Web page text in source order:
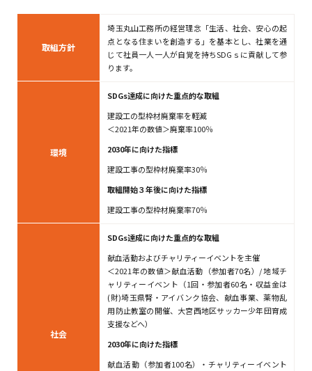
取組方針
埼玉丸山工務所の経営理念「生活、社会、安心の起
点となる住まいを創造する」を基本とし、社業を通
じて社員一人一人が自覚を持ちSDGｓに貢献して参
ります。
環境
SDGs達成に向けた重点的な取組
建設工の型枠材廃棄率を軽減
＜2021年の数値＞廃棄率100％
2030年に向けた指標
建設工事の型枠材廃棄率30％
取組開始３年後に向けた指標
建設工事の型枠材廃棄率70％
社会
SDGs達成に向けた重点的な取組​
献血活動およびチャリティーイベントを主催
＜2021年の数値＞献血活動（参加者70名）/ 地域チ
ャリティーイベント（1回・参加者60名・収益金は
(財)埼玉県腎・アイバンク協会、献血事業、薬物乱
用防止教室の開催、大宮西地区サッカー少年団育成
支援などへ）
2030年に向けた指標
献血活動（参加者100名）・チャリティーイベント